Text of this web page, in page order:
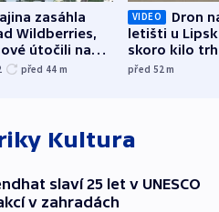
zasáhla
Wildberries,
útočili na
či
před 44 m
VIDEO
Dron
letišti u
skoro kilo
indicie
před 52m
Kultura
slaví 25 let v UNESCO
v zahradách